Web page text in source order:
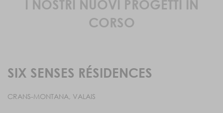
I NOSTRI NUOVI PROGETTI IN
CORSO
SIX SENSES RÉSIDENCES
CRANS-MONTANA, VALAIS